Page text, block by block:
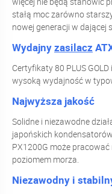
stałą moc zarówno
nowej generacji w dającej
Wydajnyzasilacz
Certyfikaty 80 PLUS
wysoką wydajność w
Najwyższa jakość
Solidne i niezawodne
japońskich
PX1200G może
poziomem morza.
Niezawodny i